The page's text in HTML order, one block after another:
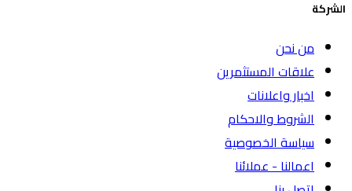
الشركة
من نحن
علاقات المستثمرين
اخبار واعلانات
الشروط والاحكام
سياسة الخصوصية
اعمالنا - عملائنا